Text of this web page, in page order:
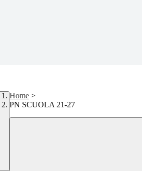
Home >
PN SCUOLA 21-27